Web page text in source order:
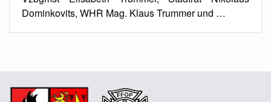
Dominkovits, WHR Mag. Klaus Trummer und …